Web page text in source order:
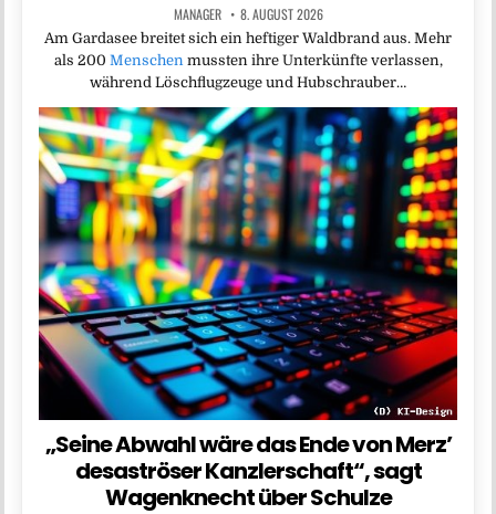
MANAGER 8. AUGUST 2026
Am Gardasee breitet sich ein heftiger Waldbrand aus. Mehr
als 200 Menschen mussten ihre Unterkünfte verlassen,
während Löschflugzeuge und Hubschrauber…
„Seine Abwahl wäre das Ende von Merz’
desaströser Kanzlerschaft“, sagt
Wagenknecht über Schulze